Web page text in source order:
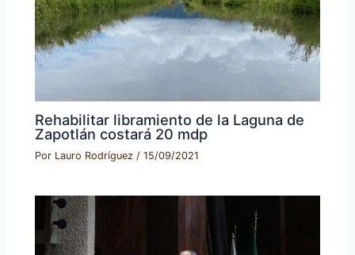
Rehabilitar libramiento de la Laguna de
Zapotlán costará 20 mdp
Por Lauro Rodríguez/15/09/2021